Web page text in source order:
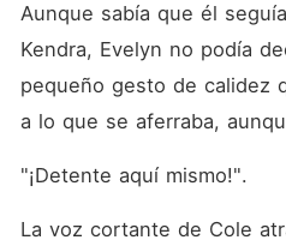
Aunque sabía que él
Kendra, Evelyn no podía
pequeño gesto de calidez
a lo que se aferraba,
"¡Detente aquí mismo!".
La voz cortante de Cole